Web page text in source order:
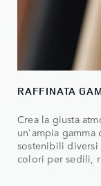
RAFFINATA
Crea la giusta
un'ampia
sostenibili
colori per sedili,